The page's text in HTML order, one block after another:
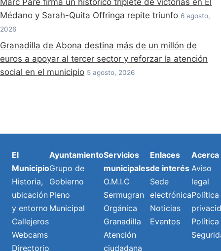
Marc Paré firma un histórico triplete de victorias en El
Médano y Sarah-Quita Offringa repite triunfo 6 agosto,
2026
Granadilla de Abona destina más de un millón de
euros a apoyar al tercer sector y reforzar la atención
social en el municipio 5 agosto, 2026
El
Municipio
Historia,
ubicación
y entorno
Callejeros
Webcams
Directorio
Ayuntamiento
Grupo de
Gobierno
Pleno
Municipal
Servicios
municipales
O.M.I.C
Sermugran
Orgánica
Granadilla
Atención
ciudadana
Enlaces
de interés
Sede
electrónica
Noticias
Eventos
Acerca
Aviso
legal
Política
Política